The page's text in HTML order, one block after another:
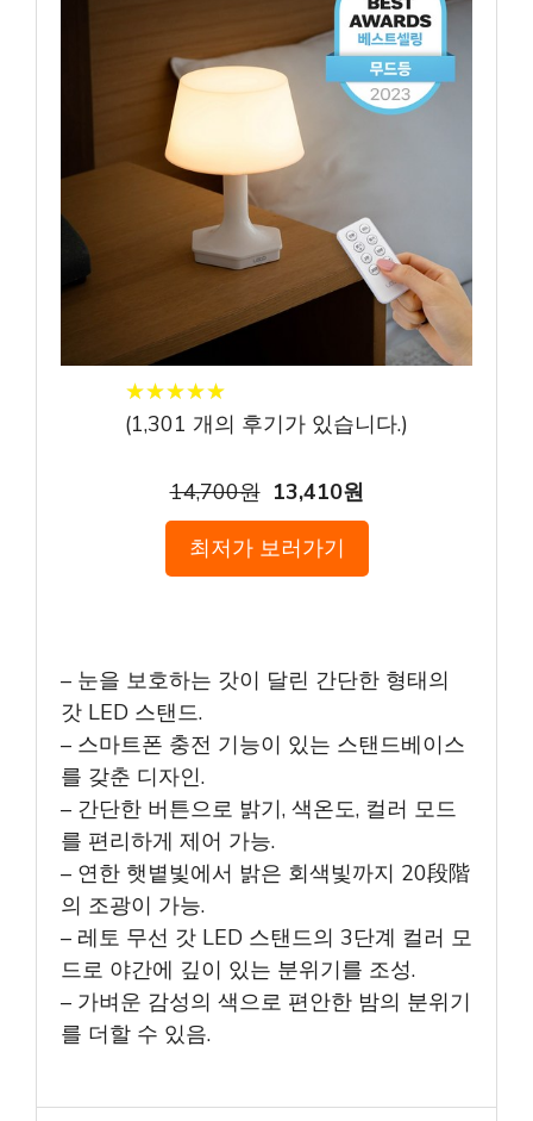
★★★★★
★★★★★
(1,301 개의 후기가 있습니다.)
14,700원 13,410원
최저가 보러가기
– 눈을 보호하는 갓이 달린 간단한 형태의
갓 LED 스탠드.
– 스마트폰 충전 기능이 있는 스탠드베이스
를 갖춘 디자인.
– 간단한 버튼으로 밝기, 색온도, 컬러 모드
를 편리하게 제어 가능.
– 연한 햇볕빛에서 밝은 회색빛까지 20段階
의 조광이 가능.
– 레토 무선 갓 LED 스탠드의 3단계 컬러 모
드로 야간에 깊이 있는 분위기를 조성.
– 가벼운 감성의 색으로 편안한 밤의 분위기
를 더할 수 있음.